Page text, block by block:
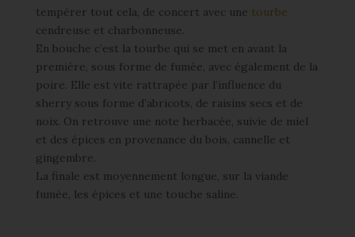
tempérer tout cela, de concert avec une tourbe
cendreuse et charbonneuse.
En bouche c’est la tourbe qui se met en avant la
première, sous forme de fumée, avec également de la
poire. Elle est vite rattrapée par l’influence du
sherry sous forme d’abricots, de raisins secs et de
noix. On retrouve une note herbacée, suivie de miel
et des épices en provenance du bois, cannelle et
gingembre.
La finale est moyennement longue, sur la viande
fumée, les épices et une touche saline.